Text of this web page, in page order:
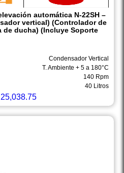
automática N-22SH –
vertical) (Controlador de
de ducha) (Incluye Soporte
Condensador Vertical
T. Ambiente + 5 a 180°C
140 Rpm
40 Litros
25,038.75